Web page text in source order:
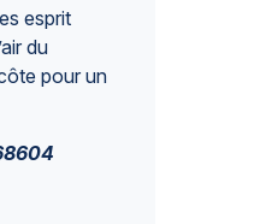
esprit
du
pour un